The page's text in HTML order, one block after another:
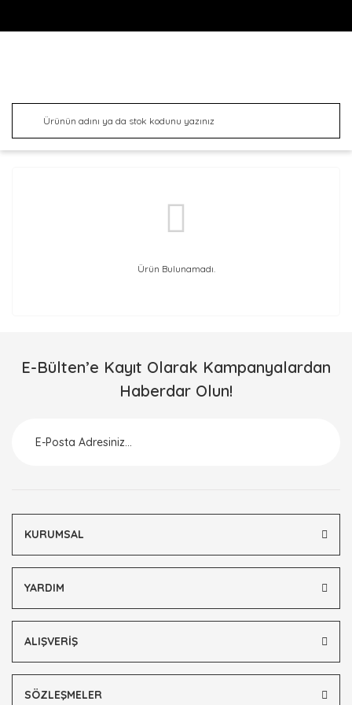
Ürün Bulunamadı.
E-Bülten’e Kayıt Olarak Kampanyalardan
Haberdar Olun!
KURUMSAL
YARDIM
ALIŞVERİŞ
SÖZLEŞMELER